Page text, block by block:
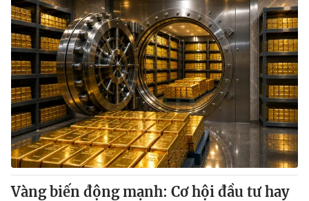
Vàng biến động mạnh: Cơ hội đầu tư hay